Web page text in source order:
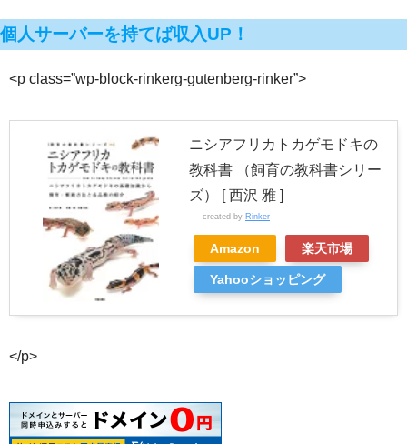
個人サーバーを持てば収入UP！
<p class=”wp-block-rinkerg-gutenberg-rinker”>
ニシアフリカトカゲモドキの
教科書 （飼育の教科書シリー
ズ） [ 西沢 雅 ]
created by Rinker
Amazon 楽天市場
Yahooショッピング
</p>